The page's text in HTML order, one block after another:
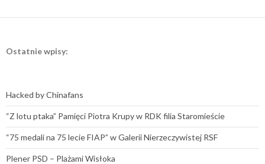
Ostatnie wpisy:
Hacked by Chinafans
“Z lotu ptaka” Pamięci Piotra Krupy w RDK filia Staromieście
“75 medali na 75 lecie FIAP” w Galerii Nierzeczywistej RSF
Plener PSD – Plażami Wisłoka